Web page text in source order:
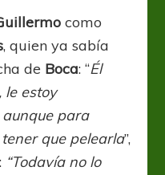
como
, quien ya sabía
de Boca: “Él
le estoy
para
que pelearla”,
“Todavía no lo